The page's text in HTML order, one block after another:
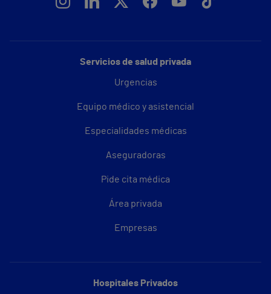
Servicios de salud privada
Urgencias
Equipo médico y asistencial
Especialidades médicas
Aseguradoras
Pide cita médica
Área privada
Empresas
Hospitales Privados